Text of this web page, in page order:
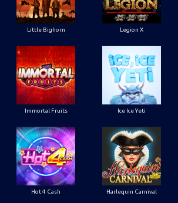
Little Bighorn Legion X
Immortal Fruits Ice Ice Yeti
Hot 4 Cash Harlequin Carnival